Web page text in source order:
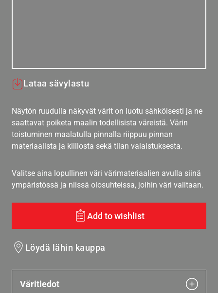
Lataa sävylastu
Näytön ruudulla näkyvät värit on luotu sähköisesti ja ne
saattavat poiketa maalin todellisista väreistä. Värin
toistuminen maalatulla pinnalla riippuu pinnan
materiaalista ja kiillosta sekä tilan valaistuksesta.
Valitse aina lopullinen väri värimateriaalien avulla siinä
ympäristössä ja niissä olosuhteissa, joihin väri valitaan.
Add to wishlist
Löydä lähin kauppa
Väritiedot